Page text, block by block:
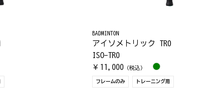
BADMINTON
アイソメトリック TR0
ISO-TR0
￥ 11,000 （税込）
フレームのみ トレーニング用